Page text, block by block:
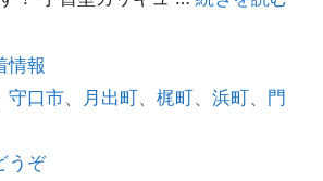
情報
守口市、 月出町、梶町、浜町、 門
うぞ